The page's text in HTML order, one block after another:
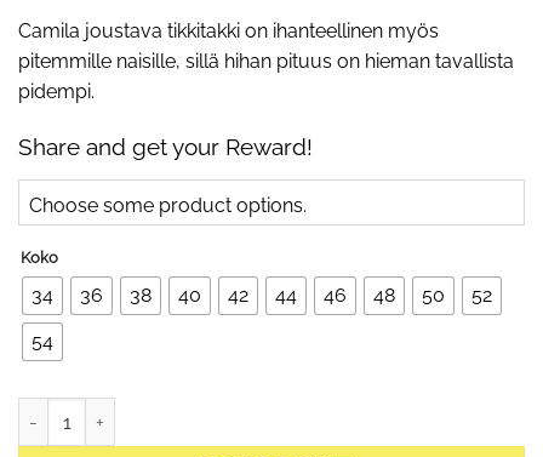
Camila joustava tikkitakki on ihanteellinen myös
pitemmille naisille, sillä hihan pituus on hieman tavallista
pidempi.
Share and get your Reward!
Choose some product options.
Koko
34 36 38 40 42 44 46 48 50
52
54